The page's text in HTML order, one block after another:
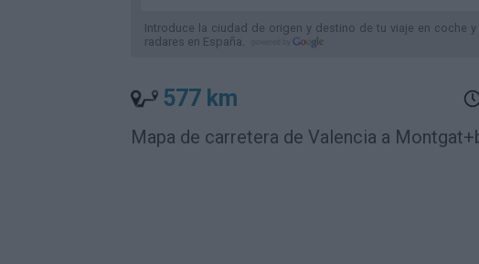
Introduce la ciudad de origen y destino de tu viaje en
radares en España.
577 km
Mapa de carretera de Valencia a